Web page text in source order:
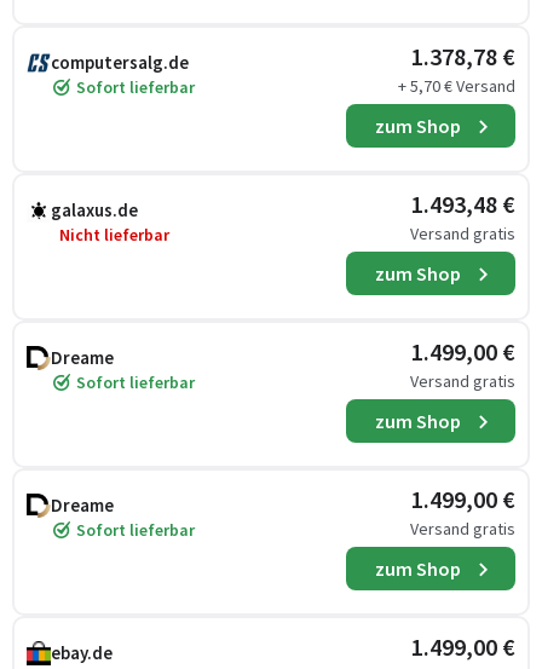
computersalg.de
Sofort lieferbar
1.378,78 €
+ 5,70 € Versand
zum Shop
galaxus.de
Nicht lieferbar
1.493,48 €
Versand gratis
zum Shop
Dreame
Sofort lieferbar
1.499,00 €
Versand gratis
zum Shop
Dreame
Sofort lieferbar
1.499,00 €
Versand gratis
zum Shop
ebay.de 1.499,00 €